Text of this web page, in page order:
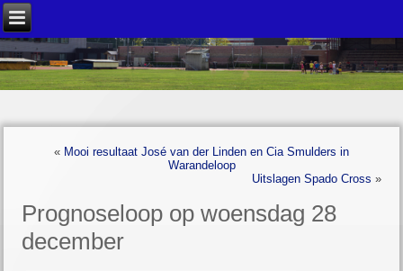
« Mooi resultaat José van der Linden en Cia Smulders in
Warandeloop
Uitslagen Spado Cross »
Prognoseloop op woensdag 28
december